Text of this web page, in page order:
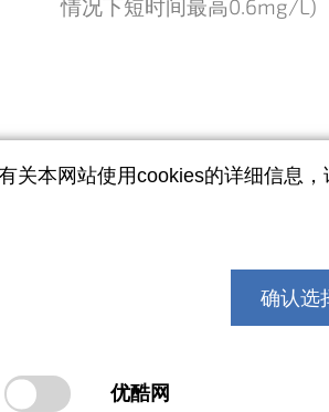
情况下短时间最高0.6mg/L)
newtec方案符合欧盟法规
供业主/经营者按照该法规的
其他更危险的消毒杀菌剂，通
氯酸钠来替代。否则，雇主/
剂发生意外事故。
关本网站使用cookies的详细信息，
确认选
优酷网